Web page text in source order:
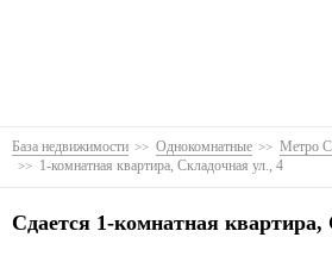
База недвижимости Однокомнатные Метро
1-комнатная квартира, Складочная ул., 4
Сдается 1-комнатная